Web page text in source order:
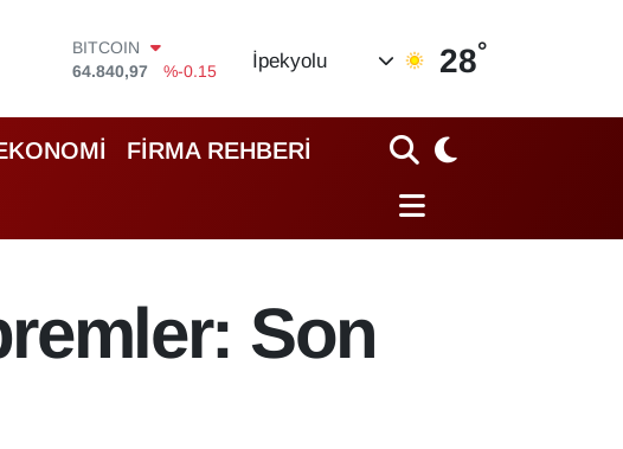
DOLAR
47,7436
%0.18
55,2510
%0.32
STERLİN
BİST100
İpekyolu 28°
FİRMA REHBERİ
Son